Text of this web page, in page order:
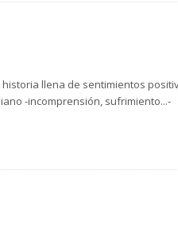
llena de sentimientos
-incomprensión, sufrimiento...-